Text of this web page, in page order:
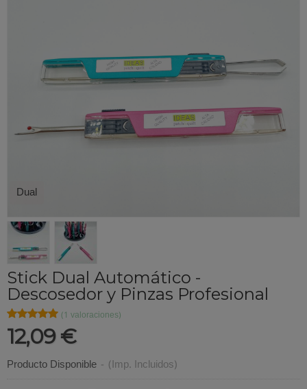
Dual
Stick Dual Automático -
Descosedor y Pinzas Profesional
★★★★★
★★★★★ (1 valoraciones)
12,09 €
Producto Disponible - (Imp. Incluidos)